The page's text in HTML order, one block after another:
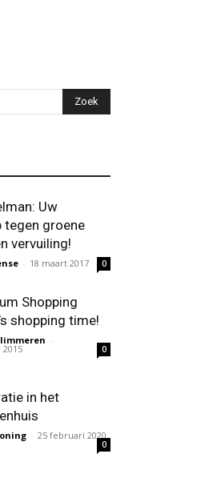
Uw
tegen groene
vervuiling!
- 18 maart 2017 0
Shopping
shopping time!
-
0
in het
- 25 februari 2020
0